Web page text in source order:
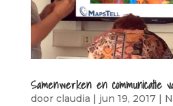
Samenwerken en communicatie
door claudia | jun 19, 2017|